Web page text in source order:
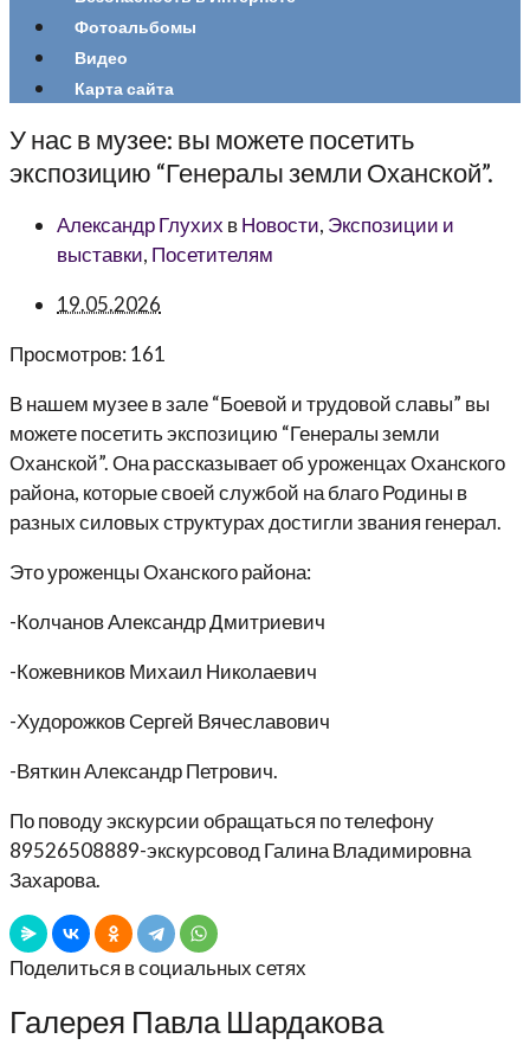
Фотоальбомы
Видео
Карта сайта
У нас в музее: вы можете посетить
экспозицию “Генералы земли Оханской”.
Александр Глухих вНовости, Экспозиции и
выставки, Посетителям
19.05.2026
Просмотров: 161
В нашем музее в зале “Боевой и трудовой славы” вы
можете посетить экспозицию “Генералы земли
Оханской”. Она рассказывает об уроженцах Оханского
района, которые своей службой на благо Родины в
разных силовых структурах достигли звания генерал.
Это уроженцы Оханского района:
-Колчанов Александр Дмитриевич
-Кожевников Михаил Николаевич
-Худорожков Сергей Вячеславович
-Вяткин Александр Петрович.
По поводу экскурсии обращаться по телефону
89526508889-экскурсовод Галина Владимировна
Захарова.
Поделиться в социальных сетях
Галерея Павла Шардакова